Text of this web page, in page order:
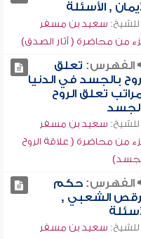
, الأسئلة
للشيخ: سعيد بن مسفر
من محاضرة ( آثار الصدق)
الفهرس: تعلق
بالجسد في الدنيا
تعلق الروح
للشيخ: سعيد بن مسفر
من محاضرة ( علاقة الروح
الفهرس:حكم
الشعبي ,
للشيخ: سعيد بن مسفر